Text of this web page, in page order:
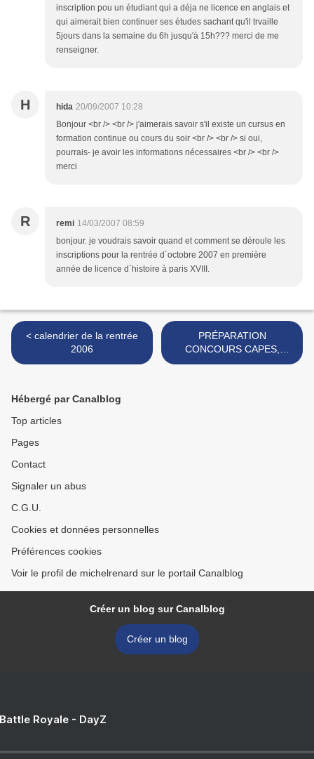
inscription pou un étudiant qui a déja ne licence en anglais et
qui aimerait bien continuer ses études sachant qu'il trvaille
5jours dans la semaine du 6h jusqu'à 15h??? merci de me
renseigner.
H hida 20/09/2007 10:28
Bonjour <br /> <br /> j'aimerais savoir s'il existe un cursus en
formation continue ou cours du soir <br /> <br /> si oui,
pourrais- je avoir les informations nécessaires <br /> <br />
merci
R remi 14/03/2007 08:59
bonjour. je voudrais savoir quand et comment se déroule les
inscriptions pour la rentrée d´octobre 2007 en première
année de licence d´histoire à paris XVIII.
< calendrier de la rentrée
2006
PRÉPARATION
CONCOURS CAPES,
AGREG >
Hébergé par Canalblog
Top articles
Pages
Contact
Signaler un abus
C.G.U.
Cookies et données personnelles
Préférences cookies
Voir le profil de michelrenard sur le portail Canalblog
Créer un blog sur Canalblog
Créer un blog
Royale - DayZ